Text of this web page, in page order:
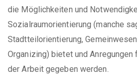
die Möglichkeiten und
Sozialraumorientierung (manche
Stadtteilorientierung,
Organizing) bietet und Anregungen
der Arbeit gegeben werden.